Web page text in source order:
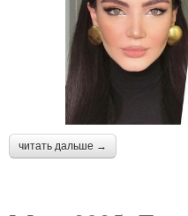
читать дальше →